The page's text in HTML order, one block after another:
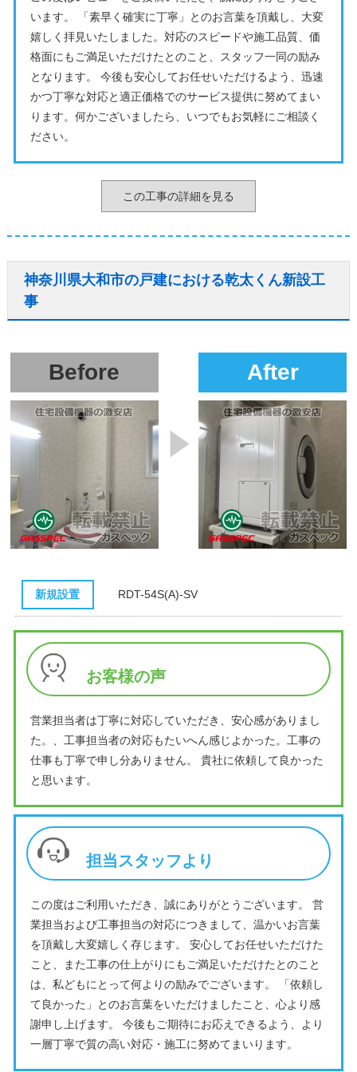
います。 「素早く確実に丁寧」とのお言葉を頂戴し、大変
嬉しく拝見いたしました。対応のスピードや施工品質、価
格面にもご満足いただけたとのこと、スタッフ一同の励み
となります。 今後も安心してお任せいただけるよう、迅速
かつ丁寧な対応と適正価格でのサービス提供に努めてまい
ります。何かございましたら、いつでもお気軽にご相談く
ださい。
この工事の詳細を見る
神奈川県大和市の戸建における乾太くん新設工
事
Before After
新規設置 RDT-54S(A)-SV
お客様の声
営業担当者は丁寧に対応していただき、安心感がありまし
た。、工事担当者の対応もたいへん感じよかった。工事の
仕事も丁寧で申し分ありません。 貴社に依頼して良かった
と思います。
担当スタッフより
この度はご利用いただき、誠にありがとうございます。 営
業担当および工事担当の対応につきまして、温かいお言葉
を頂戴し大変嬉しく存じます。 安心してお任せいただけた
こと、また工事の仕上がりにもご満足いただけたとのこと
は、私どもにとって何よりの励みでございます。 「依頼し
て良かった」とのお言葉をいただけましたこと、心より感
謝申し上げます。 今後もご期待にお応えできるよう、より
一層丁寧で質の高い対応・施工に努めてまいります。